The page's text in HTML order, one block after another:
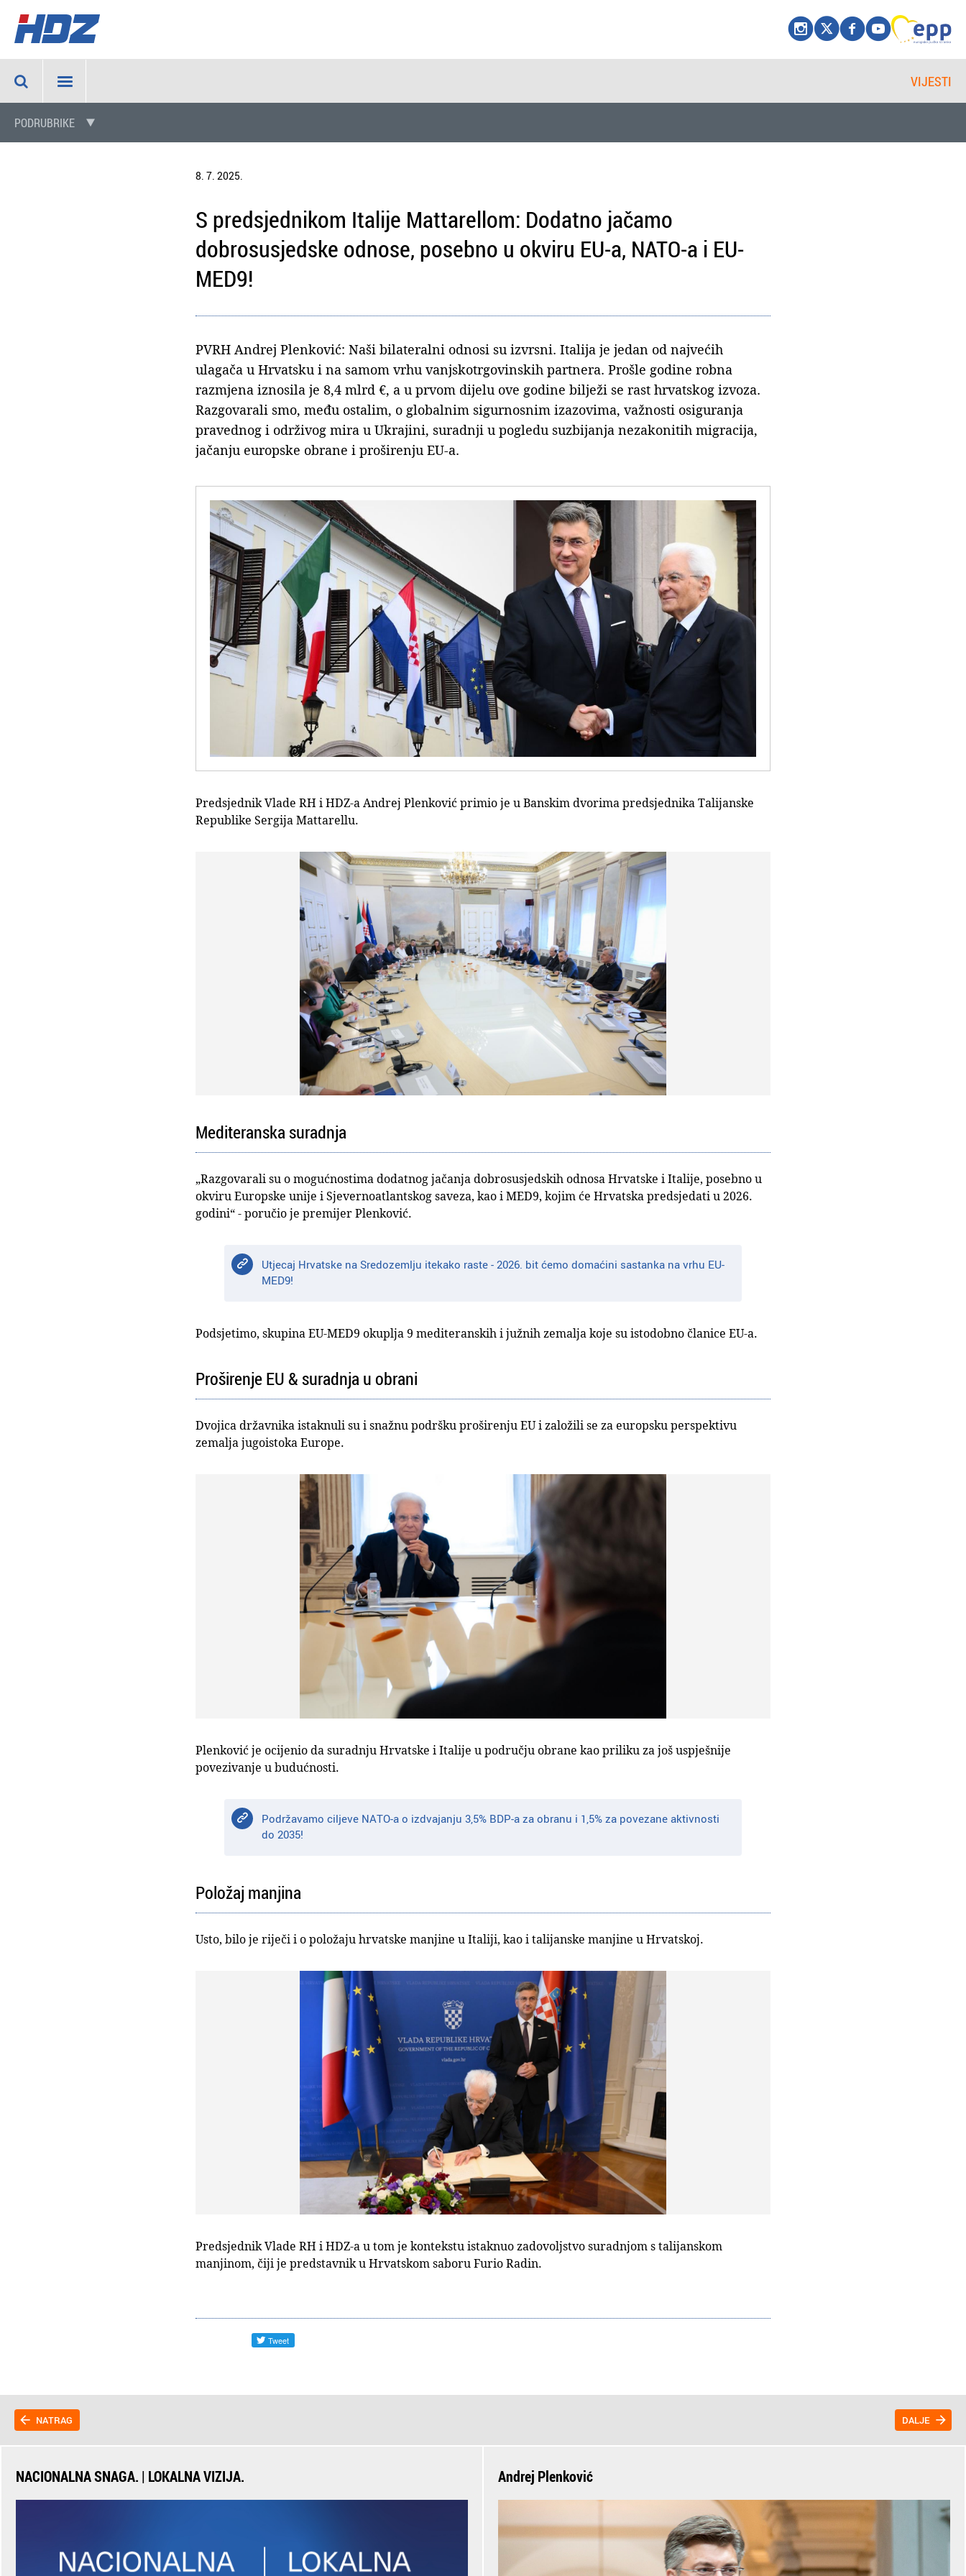
VIJESTI
PODRUBRIKE
8. 7. 2025.
S predsjednikom Italije Mattarellom: Dodatno jačamo
dobrosusjedske odnose, posebno u okviru EU-a, NATO-a i EU-
MED9!
PVRH Andrej Plenković: Naši bilateralni odnosi su izvrsni. Italija je jedan od najvećih
ulagača u Hrvatsku i na samom vrhu vanjskotrgovinskih partnera. Prošle godine robna
razmjena iznosila je 8,4 mlrd €, a u prvom dijelu ove godine bilježi se rast hrvatskog izvoza.
Razgovarali smo, među ostalim, o globalnim sigurnosnim izazovima, važnosti osiguranja
pravednog i održivog mira u Ukrajini, suradnji u pogledu suzbijanja nezakonitih migracija,
jačanju europske obrane i proširenju EU-a.
Predsjednik Vlade RH i HDZ-a Andrej Plenković primio je u Banskim dvorima predsjednika Talijanske
Republike Sergija Mattarellu.
Mediteranska suradnja
„Razgovarali su o mogućnostima dodatnog jačanja dobrosusjedskih odnosa Hrvatske i Italije, posebno u
okviru Europske unije i Sjevernoatlantskog saveza, kao i MED9, kojim će Hrvatska predsjedati u 2026.
godini“ - poručio je premijer Plenković.
Utjecaj Hrvatske na Sredozemlju itekako raste - 2026. bit ćemo domaćini sastanka na vrhu EU-
MED9!
Podsjetimo, skupina EU-MED9 okuplja 9 mediteranskih i južnih zemalja koje su istodobno članice EU-a.
Proširenje EU & suradnja u obrani
Dvojica državnika istaknuli su i snažnu podršku proširenju EU i založili se za europsku perspektivu
zemalja jugoistoka Europe.
Plenković je ocijenio da suradnju Hrvatske i Italije u području obrane kao priliku za još uspješnije
povezivanje u budućnosti.
Podržavamo ciljeve NATO-a o izdvajanju 3,5% BDP-a za obranu i 1,5% za povezane aktivnosti
do 2035!
Položaj manjina
Usto, bilo je riječi i o položaju hrvatske manjine u Italiji, kao i talijanske manjine u Hrvatskoj.
Predsjednik Vlade RH i HDZ-a u tom je kontekstu istaknuo zadovoljstvo suradnjom s talijanskom
manjinom, čiji je predstavnik u Hrvatskom saboru Furio Radin.
NATRAG DALJE
NACIONALNA SNAGA. | LOKALNA VIZIJA. Andrej Plenković